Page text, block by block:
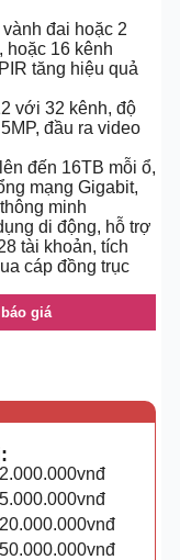
đai hoặc 2
hoặc 16 kênh
tăng hiệu quả
với 32 kênh, độ
đầu ra video
đến 16TB mỗi ổ,
mạng Gigabit,
minh
di động, hỗ trợ
tài khoản, tích
cáp đồng trục
giá